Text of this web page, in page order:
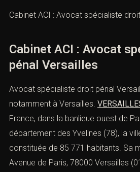
Cabinet ACI : Avocat spécialiste
Cabinet ACI : Avocat
pénal Versailles
Avocat spécialiste droit pénal
notamment à Versailles.
France, dans la banlieue ouest de
département des Yvelines (78), la
constituée de 85 771 habitants. Sa
Avenue de Paris, 78000 Versailles